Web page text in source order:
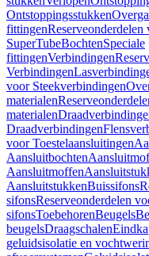
Ontstoppingsstukken
fittingen
SuperTubeBochtenSpeciale
fittingenVerbindingen
Verbindingen
voor Steekverbindingen
materialen
materialen
Draadverbindingen
voor Toestelaansluitingen
Aansluitbochten
Aansluitmoffen
AansluitstukkenBuissifons
sifonsReserveonderdelen
sifonsToebehorenBeugels
beugelsDraagschalen
geluidsisolatie en